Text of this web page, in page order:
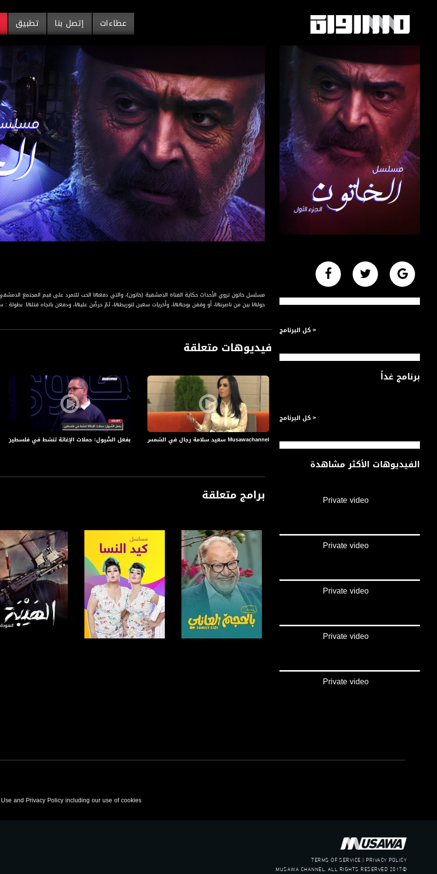
عطاءات إتصل بنا تطبيق
مسلسل خاتون تروي الأحداث حكاية الفتاة الدمشقية (خاتون)، والتي دفعها الحب للتمرد على قيم المجتمع
حولها بين من ناصرنها، أو وقفن بوجهها، وأخريات سعين لتوريطها، ثمّ حرضّن عليها، ودفعن باتجاه قتلها.
فيديوهات متعلقة
بفعل السُّيول: حملات الإغاثة تنشط في فلسطين،غازي عيسى Musawachannel سعيد سلامة رجال في الشمس 8 11 2015 صباحنا غير قناة مساواة الفضائية
برامج متعلقة
< كل البرنامج
برنامج غداً
< كل البرنامج
الفيديوهات الأكثر مشاهدة
Private video
Private video
Private video
Private video
Private video
and Privacy Policy including our use of cookies
TERMS OF SERVICE | PRIVACY POLICY
©2017 MUSAWA CHANNEL. ALL RIGHTS RESERVED.